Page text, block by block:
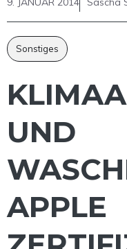
Sonstiges
UND
APPLE